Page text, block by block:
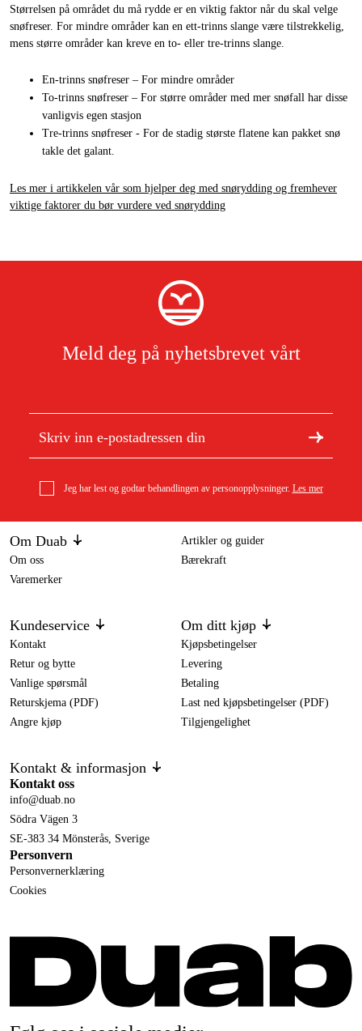
Størrelsen på området du må rydde er en viktig faktor når du skal velge
snøfreser. For mindre områder kan en ett-trinns slange være tilstrekkelig,
mens større områder kan kreve en to- eller tre-trinns slange.
En-trinns snøfreser – For mindre områder
To-trinns snøfreser – For større områder med mer snøfall har disse
vanligvis egen stasjon
Tre-trinns snøfreser - For de stadig største flatene kan pakket snø
takle det galant.
Les mer i artikkelen vår som hjelper deg med snørydding og fremhever
viktige faktorer du bør vurdere ved snørydding
Meld deg på nyhetsbrevet vårt
Jeg har lest og godtar behandlingen av personopplysninger. Les mer
Om Duab
Om oss
Varemerker
Artikler og guider
Bærekraft
Kundeservice
Kontakt
Retur og bytte
Vanlige spørsmål
Returskjema (PDF)
Angre kjøp
Om ditt kjøp
Kjøpsbetingelser
Levering
Betaling
Last ned kjøpsbetingelser (PDF)
Tilgjengelighet
Kontakt & informasjon
Kontakt oss
info@duab.no
Södra Vägen 3
SE-383 34 Mönsterås, Sverige
Personvern
Personvernerklæring
Cookies